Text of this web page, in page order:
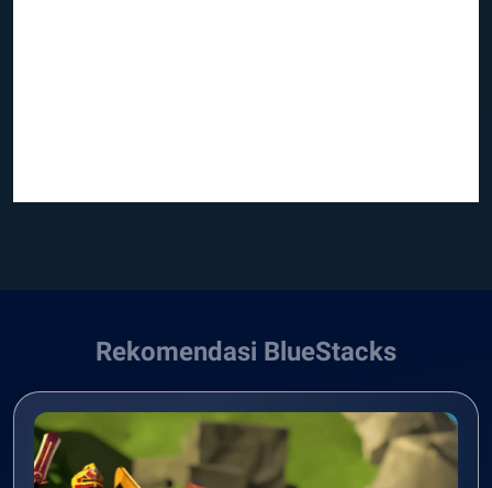
Rekomendasi BlueStacks